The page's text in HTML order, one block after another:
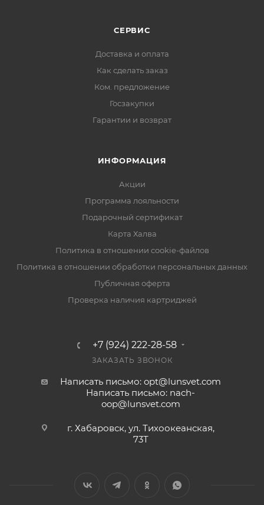
СЕРВИС
Доставка и оплата
Как сделать заказ
Ком. предложение
Госзакупки
Гарантии и возврат
ИНФОРМАЦИЯ
Акции
Программа лояльности
Подарочный сертификат
Карта Халва
Политика в отношении cookie-файлов
Политика в отношении обработки персональных данных
Публичная оферта
Проверка наличия картриджей
+7 (924) 222-28-58
ЗАКАЗАТЬ ЗВОНОК
Написать письмо: opt@lunsvet.com
Написать письмо: nach-
oop@lunsvet.com
г. Хабаровск, ул. Тихоокеанская,
73Т